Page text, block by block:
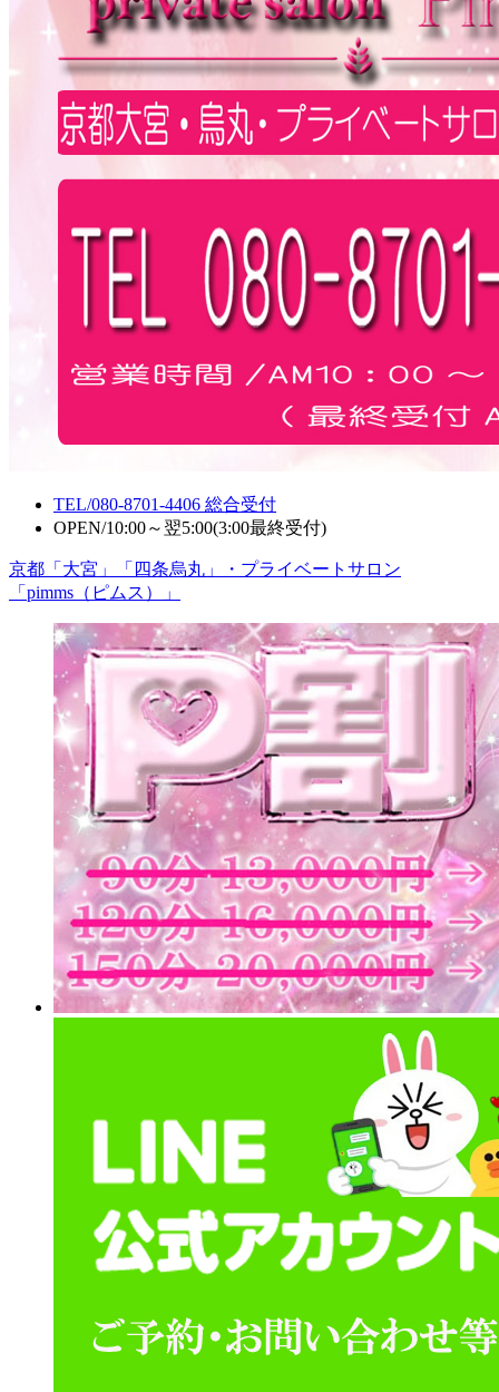
TEL/080-8701-4406 総合受付
OPEN/10:00～翌5:00(3:00最終受付)
京都「大宮」「四条烏丸」・プライベートサロン
「pimms（ピムス）」